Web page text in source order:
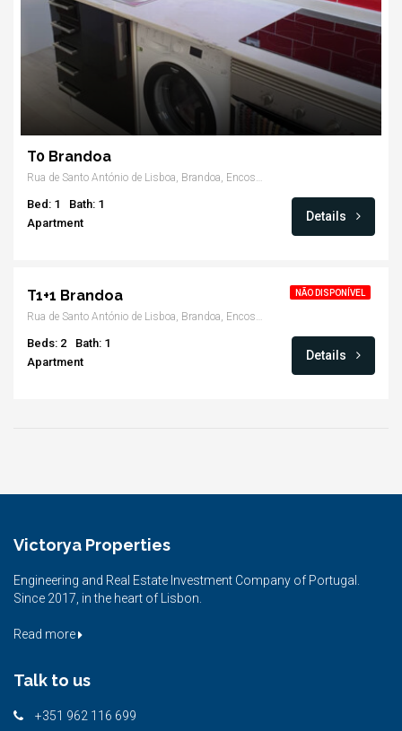
T0 Brandoa
Rua de Santo António de Lisboa, Brandoa, Encosta do Sol, Amadora
Bed: 1
Bath: 1
Apartment
Details
NÃO DISPONÍVEL
T1+1 Brandoa
Rua de Santo António de Lisboa, Brandoa, Encosta do Sol, Amadora
Beds: 2
Bath: 1
Apartment
Details
Victorya Properties
Engineering and Real Estate Investment Company of Portugal.
Since 2017, in the heart of Lisbon.
Read more
Talk to us
+351 962 116 699